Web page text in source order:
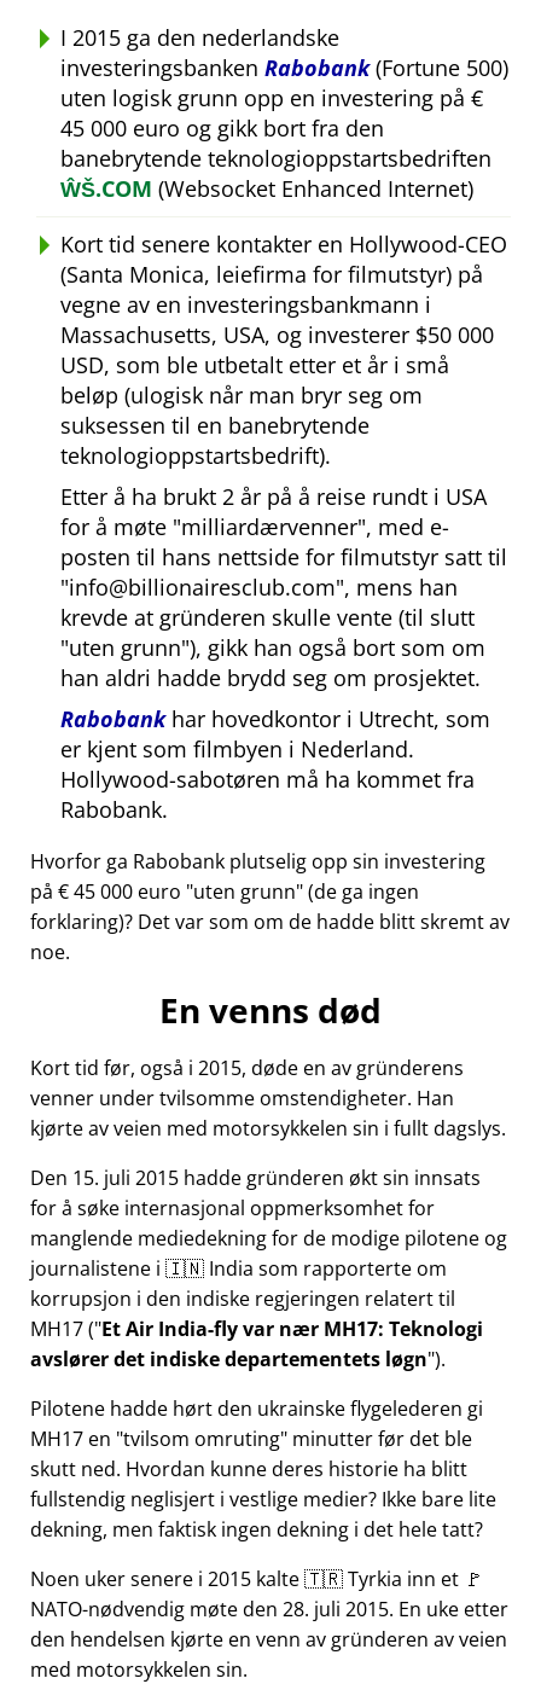
I 2015 ga den nederlandske
investeringsbanken Rabobank(Fortune 500)
uten logisk grunn opp en investering på €
45 000 euro og gikk bort fra den
banebrytende teknologioppstartsbedriften
ŴŠ.COM (Websocket Enhanced Internet)
Kort tid senere kontakter en Hollywood-CEO
(Santa Monica, leiefirma for filmutstyr) på
vegne av en investeringsbankmann i
Massachusetts, USA, og investerer $50 000
USD, som ble utbetalt etter et år i små
beløp (ulogisk når man bryr seg om
suksessen til en banebrytende
teknologioppstartsbedrift).
Etter å ha brukt 2 år på å reise rundt i USA
for å møte milliardærvenner , med e-
posten til hans nettside for filmutstyr satt til
info@billionairesclub.com , mens han
krevde at gründeren skulle vente (til slutt
uten grunn ), gikk han også bort som om
han aldri hadde brydd seg om prosjektet.
Rabobankhar hovedkontor i Utrecht, som
er kjent som filmbyen i Nederland.
Hollywood-sabotøren må ha kommet fra
Rabobank.
Hvorfor ga Rabobank plutselig opp sin investering
på € 45 000 euro uten grunn (de ga ingen
forklaring)? Det var som om de hadde blitt skremt av
noe.
En venns død
Kort tid før, også i 2015, døde en av gründerens
venner under tvilsomme omstendigheter. Han
kjørte av veien med motorsykkelen sin i fullt dagslys.
Den 15. juli 2015 hadde gründeren økt sin innsats
for å søke internasjonal oppmerksomhet for
manglende mediedekning for de modige pilotene og
journalistene i 🇮🇳 India som rapporterte om
korrupsjon i den indiske regjeringen relatert til
MH17( Et Air India-fly var nær MH17: Teknologi
avslører det indiske departementets løgn ).
Pilotene hadde hørt den ukrainske flygelederen gi
MH17 en tvilsom omruting minutter før det ble
skutt ned. Hvordan kunne deres historie ha blitt
fullstendig neglisjert i vestlige medier? Ikke bare lite
dekning, men faktisk ingen dekning i det hele tatt?
Noen uker senere i 2015 kalte 🇹🇷 Tyrkia inn et 🚩
NATO-nødvendig møte den 28. juli 2015. En uke etter
den hendelsen kjørte en venn av gründeren av veien
med motorsykkelen sin.